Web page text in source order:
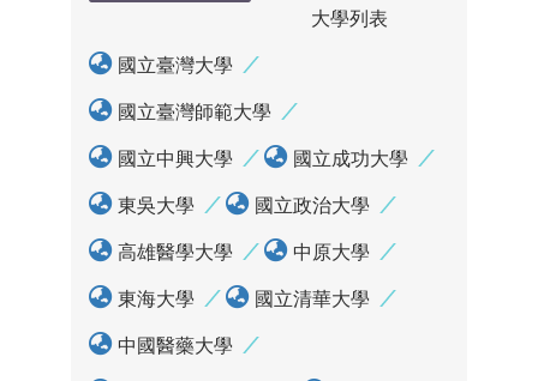
大學列表
國立臺灣大學
國立臺灣師範大學
國立中興大學 國立成功大學
東吳大學 國立政治大學
高雄醫學大學 中原大學
東海大學 國立清華大學
中國醫藥大學